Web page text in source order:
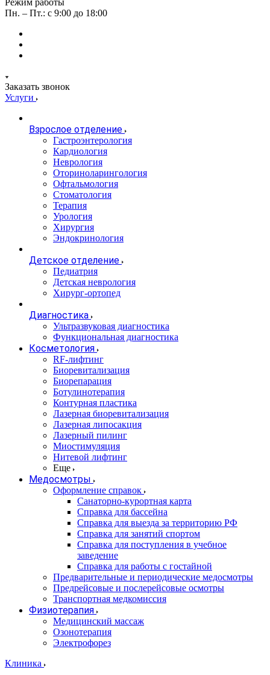
Режим работы
Пн. – Пт.: с 9:00 до 18:00
Заказать звонок
Услуги
Взрослое отделение
Гастроэнтерология
Кардиология
Неврология
Оториноларингология
Офтальмология
Стоматология
Терапия
Урология
Хирургия
Эндокринология
Детское отделение
Педиатрия
Детская неврология
Хирург-ортопед
Диагностика
Ультразвуковая диагностика
Функциональная диагностика
Косметология
RF-лифтинг
Биоревитализация
Биорепарация
Ботулинотерапия
Контурная пластика
Лазерная биоревитализация
Лазерная липосакция
Лазерный пилинг
Миостимуляция
Нитевой лифтинг
Еще
Медосмотры
Оформление справок
Санаторно-курортная карта
Справка для бассейна
Справка для выезда за территорию РФ
Справка для занятий спортом
Справка для поступления в учебное
заведение
Справка для работы с гостайной
Предварительные и периодические медосмотры
Предрейсовые и послерейсовые осмотры
Транспортная медкомиссия
Физиотерапия
Медицинский массаж
Озонотерапия
Электрофорез
Клиника